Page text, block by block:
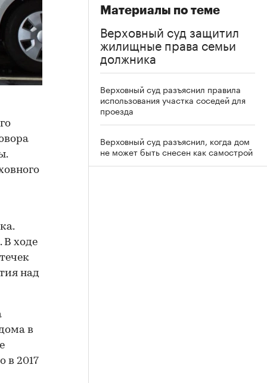
В ходе
над
в
в 2017
Материалы по теме
Верховный суд защитил
жилищные права семьи
должника
Верховный суд разъяснил правила
использования участка соседей для
проезда
Верховный суд разъяснил, когда дом
не может быть снесен как самострой